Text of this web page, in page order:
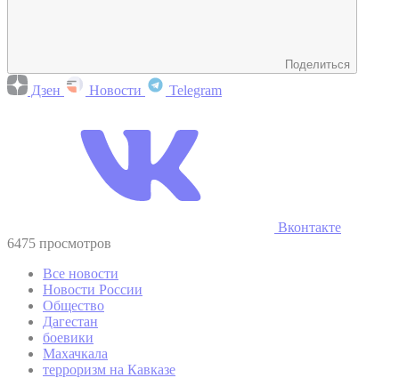
Поделиться
Дзен Новости Telegram
Вконтакте
6475 просмотров
Все новости
Новости России
Общество
Дагестан
боевики
Махачкала
терроризм на Кавказе